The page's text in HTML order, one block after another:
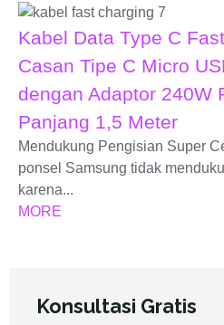
Kabel Data Type C
Casan Tipe C Micro
dengan Adaptor 240W
Panjang 1,5 Meter
Mendukung Pengisian Super
ponsel Samsung tidak
karena...
MORE
Konsultasi Gratis